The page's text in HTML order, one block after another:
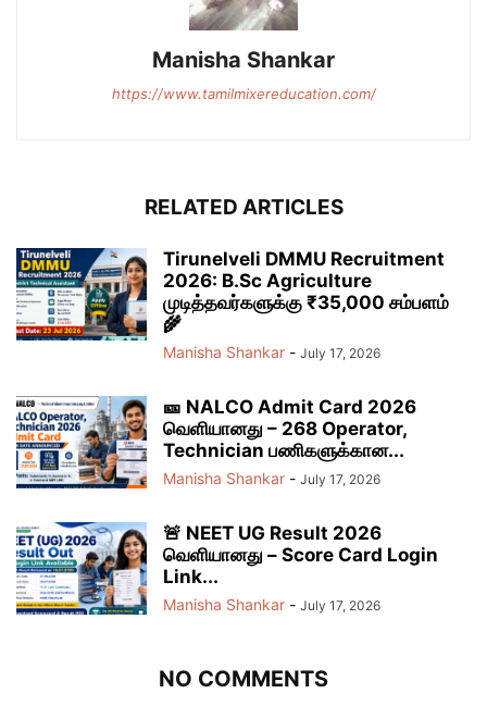
Manisha Shankar
https://www.tamilmixereducation.com/
RELATED ARTICLES
Tirunelveli DMMU Recruitment
2026: B.Sc Agriculture
முடித்தவர்களுக்கு ₹35,000 சம்பளம்
🌾
Manisha Shankar - July 17, 2026
🎫 NALCO Admit Card 2026
வெளியானது – 268 Operator,
Technician பணிகளுக்கான...
Manisha Shankar - July 17, 2026
🚨 NEET UG Result 2026
வெளியானது – Score Card Login
Link...
Manisha Shankar - July 17, 2026
NO COMMENTS